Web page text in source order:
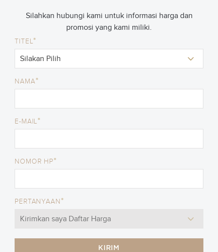
Silahkan hubungi kami untuk informasi harga dan
promosi yang kami miliki.
TITEL*
NAMA*
E-MAIL*
NOMOR HP*
PERTANYAAN*
KIRIM